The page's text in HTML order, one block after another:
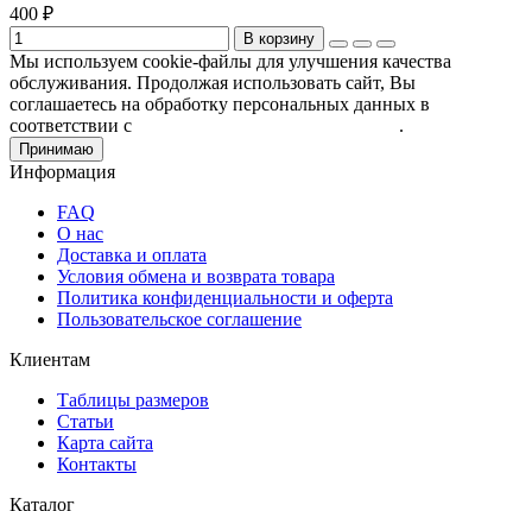
400 ₽
В корзину
Мы используем cookie-файлы для улучшения качества
обслуживания. Продолжая использовать сайт, Вы
соглашаетесь на обработку персональных данных в
соответствии с
.
Принимаю
Информация
FAQ
О нас
Доставка и оплата
Условия обмена и возврата товара
Политика конфиденциальности и оферта
Пользовательское соглашение
Клиентам
Таблицы размеров
Статьи
Карта сайта
Контакты
Каталог